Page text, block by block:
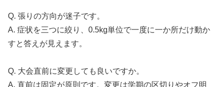
Q. 張りの方向が迷子です。
A. 症状を三つに絞り、0.5kg単位で一度に一か所だけ動か
すと答えが見えます。
Q. 大会直前に変更しても良いですか。
A. 直前は固定が原則です。変更は学期の区切りやオフ明